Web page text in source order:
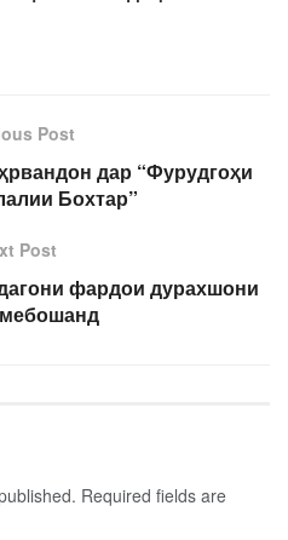
Post
дар “Фурудгоҳи
Бохтар”
Post
фардои дурахшони
Required fields are